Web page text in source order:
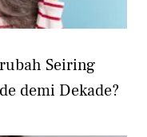
Seiring
demi Dekade?